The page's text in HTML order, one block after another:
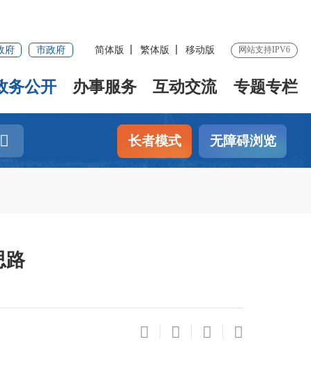
府 市政府 简体版 繁体版 移动版 网站支持IPV6
务公开 办事服务 互动交流 专题专栏
长者模式 无障碍浏览
路